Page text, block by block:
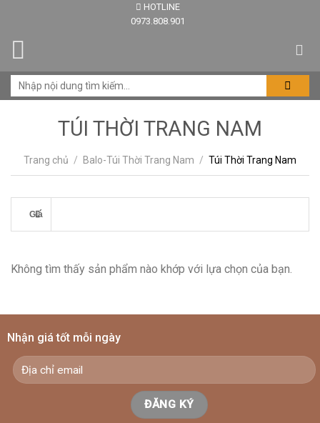
content
HOTLINE
0973.808.901
TÚI THỜI TRANG NAM
Trang chủ / Balo-Túi Thời Trang Nam / Túi Thời Trang Nam
Giá
Không tìm thấy sản phẩm nào khớp với lựa chọn của bạn.
Nhận giá tốt mỗi ngày